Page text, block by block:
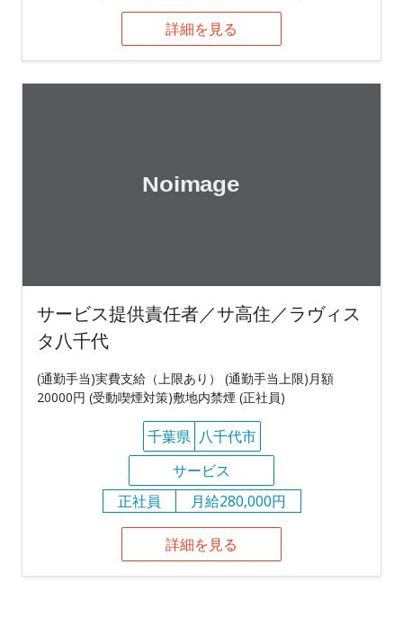
詳細を見る
サービス提供責任者／サ高住／ラヴィス
タ八千代
(通勤手当)実費支給（上限あり） (通勤手当上限)月額
20000円 (受動喫煙対策)敷地内禁煙 (正社員)
千葉県 八千代市
サービス
正社員
月給280,000円
詳細を見る